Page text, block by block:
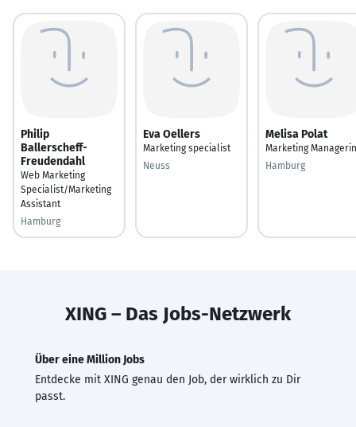
Philip
Ballerscheff-
Freudendahl
Web Marketing
Specialist/Marketing
Assistant
Hamburg
Eva Oellers
Marketing specialist
Neuss
Melisa Polat
Marketing Managerin
Hamburg
XING – Das Jobs-Netzwerk
Über eine Million Jobs
Entdecke mit XING genau den Job, der wirklich zu Dir
passt.